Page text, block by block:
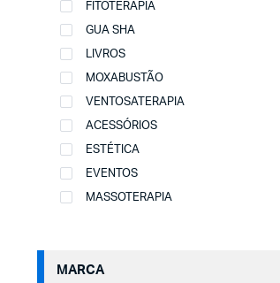
FITOTERAPIA
GUA SHA
LIVROS
MOXABUSTÃO
VENTOSATERAPIA
ACESSÓRIOS
ESTÉTICA
EVENTOS
MASSOTERAPIA
MARCA